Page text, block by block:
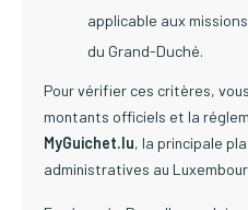
applicable aux
du Grand-Duché.
Pour vérifier ces critères,
montants officiels et la
MyGuichet.lu, la principale
administratives au